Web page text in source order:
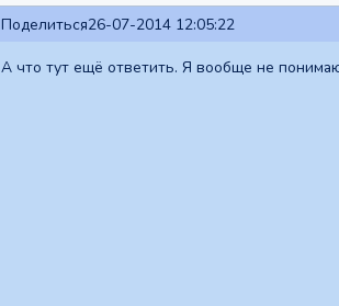
Поделиться26-07-2014 12:05:22
А что тут ещё ответить. Я вообще не